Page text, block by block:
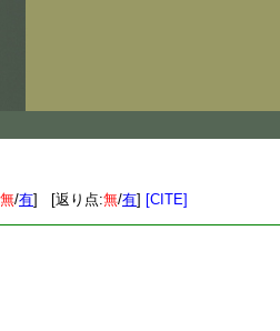
無/有] [返り点:無/有] [CITE]